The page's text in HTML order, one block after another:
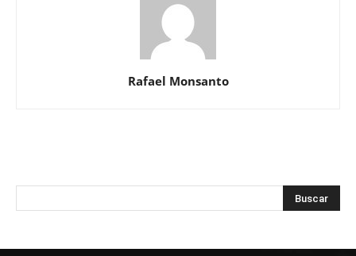
Rafael Monsanto